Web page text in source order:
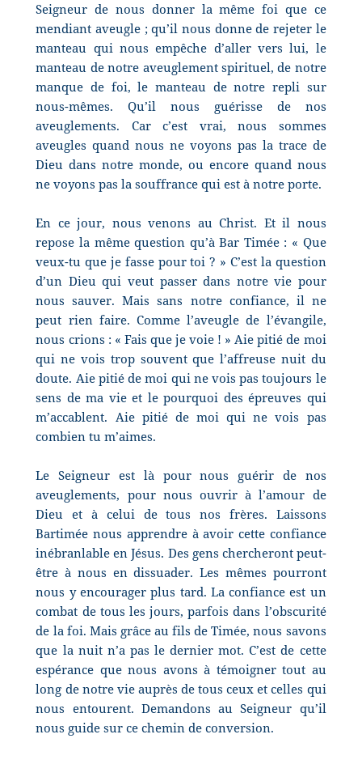
Seigneur de nous donner la même foi que ce
mendiant aveugle ; qu’il nous donne de rejeter le
manteau qui nous empêche d’aller vers lui, le
manteau de notre aveuglement spirituel, de notre
manque de foi, le manteau de notre repli sur
nous-mêmes. Qu’il nous guérisse de nos
aveuglements. Car c’est vrai, nous sommes
aveugles quand nous ne voyons pas la trace de
Dieu dans notre monde, ou encore quand nous
ne voyons pas la souffrance qui est à notre porte.
En ce jour, nous venons au Christ. Et il nous
repose la même question qu’à Bar Timée : « Que
veux-tu que je fasse pour toi ? » C’est la question
d’un Dieu qui veut passer dans notre vie pour
nous sauver. Mais sans notre confiance, il ne
peut rien faire. Comme l’aveugle de l’évangile,
nous crions : « Fais que je voie ! » Aie pitié de moi
qui ne vois trop souvent que l’affreuse nuit du
doute. Aie pitié de moi qui ne vois pas toujours le
sens de ma vie et le pourquoi des épreuves qui
m’accablent. Aie pitié de moi qui ne vois pas
combien tu m’aimes.
Le Seigneur est là pour nous guérir de nos
aveuglements, pour nous ouvrir à l’amour de
Dieu et à celui de tous nos frères. Laissons
Bartimée nous apprendre à avoir cette confiance
inébranlable en Jésus. Des gens chercheront peut-
être à nous en dissuader. Les mêmes pourront
nous y encourager plus tard. La confiance est un
combat de tous les jours, parfois dans l’obscurité
de la foi. Mais grâce au fils de Timée, nous savons
que la nuit n’a pas le dernier mot. C’est de cette
espérance que nous avons à témoigner tout au
long de notre vie auprès de tous ceux et celles qui
nous entourent. Demandons au Seigneur qu’il
nous guide sur ce chemin de conversion.